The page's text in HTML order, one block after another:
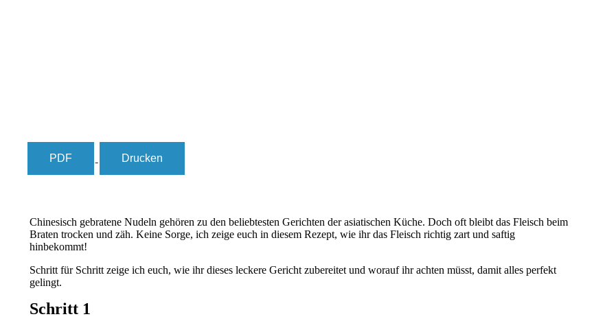
PDF Drucken
Chinesisch gebratene Nudeln gehören zu den beliebtesten Gerichten der asiatischen Küche. Doch oft bleibt das Fleisch beim
Braten trocken und zäh. Keine Sorge, ich zeige euch in diesem Rezept, wie ihr das Fleisch richtig zart und saftig
hinbekommt!
Schritt für Schritt zeige ich euch, wie ihr dieses leckere Gericht zubereitet und worauf ihr achten müsst, damit alles perfekt
gelingt.
Schritt 1